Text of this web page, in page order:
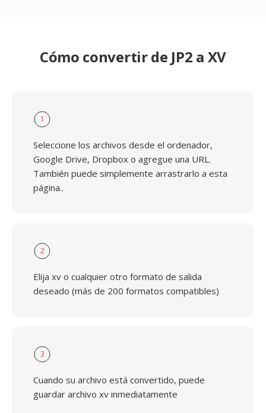
Cómo convertir de JP2 a XV
1
Seleccione los archivos desde el ordenador,
Google Drive, Dropbox o agregue una URL.
También puede simplemente arrastrarlo a esta
página..
2
Elija xv o cualquier otro formato de salida
deseado (más de 200 formatos compatibles)
3
Cuando su archivo está convertido, puede
guardar archivo xv inmediatamente